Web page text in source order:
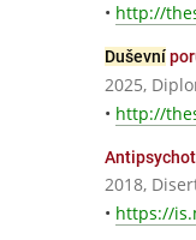
• http://
Duševní
2025,
• http://
2018,
• https://